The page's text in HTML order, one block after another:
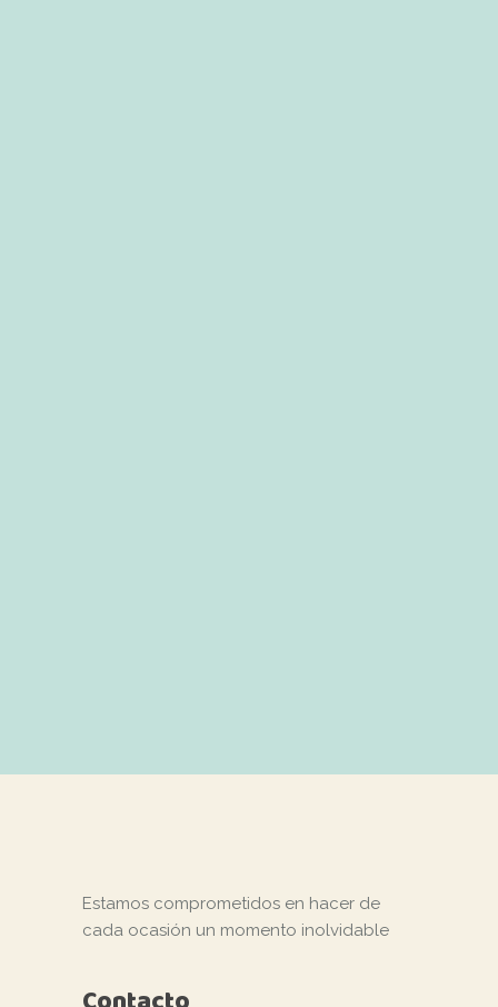
Estamos comprometidos en hacer de
cada ocasión un momento inolvidable